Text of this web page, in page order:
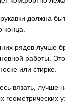
должна
конца.
рядов лучше
работы.
или стирке.
вязать, лучше
геометрических